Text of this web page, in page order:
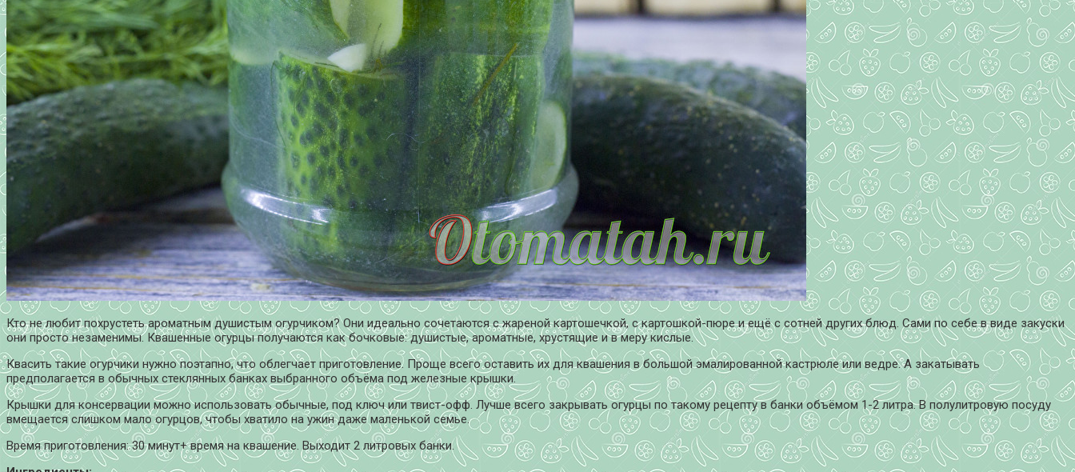
Кто не любит похрустеть ароматным душистым огурчиком? Они идеально сочетаются с жареной картошечкой, с картошкой-пюре и ещё с сотней других блюд. Сами по себе в виде закуски
они просто незаменимы. Квашенные огурцы получаются как бочковые: душистые, ароматные, хрустящие и в меру кислые.
Квасить такие огурчики нужно поэтапно, что облегчает приготовление. Проще всего оставить их для квашения в большой эмалированной кастрюле или ведре. А закатывать
предполагается в обычных стеклянных банках выбранного объёма под железные крышки.
Крышки для консервации можно использовать обычные, под ключ или твист-офф. Лучше всего закрывать огурцы по такому рецепту в банки объёмом 1-2 литра. В полулитровую посуду
вмещается слишком мало огурцов, чтобы хватило на ужин даже маленькой семье.
Время приготовления: 30 минут+ время на квашение. Выходит 2 литровых банки.